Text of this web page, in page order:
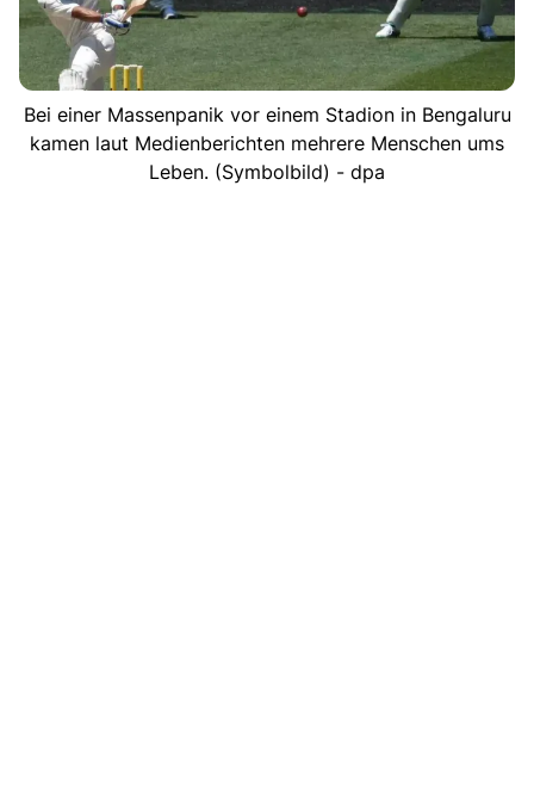
Bei einer Massenpanik vor einem Stadion in Bengaluru
kamen laut Medienberichten mehrere Menschen ums
Leben. (Symbolbild) - dpa